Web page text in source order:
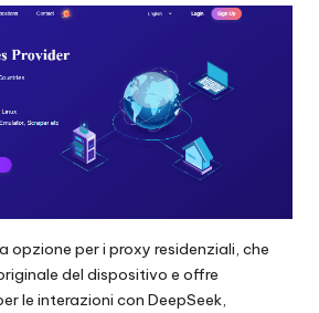
opzione per i proxy residenziali, che
del dispositivo e offre
le interazioni con DeepSeek,